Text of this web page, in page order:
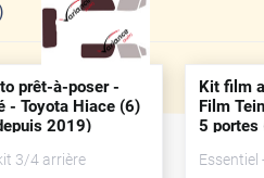
prêt-à-poser -
- Toyota Hiace (6)
2019)
3/4 arrière
Kit film
Film
5 portes
Essentiel